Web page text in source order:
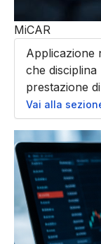
MiCAR
Applicazione
che disciplina
prestazione
Vai alla